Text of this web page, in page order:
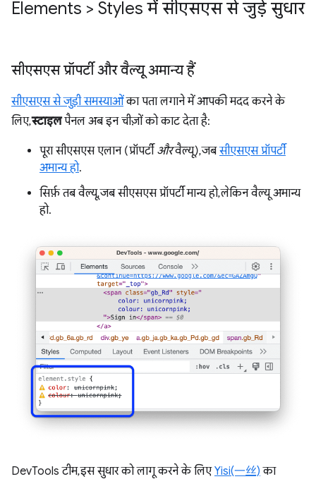
Elements > Styles में सीएसएस से जुड़े सुधार
सीएसएस प्रॉपर्टी और वैल्यू अमान्य हैं
सीएसएस से जुड़ी समस्याओंका पता लगाने में आपकी मदद करने के
लिए,स्टाइलपैनल अब इन चीज़ों को काट देता है:
पूरा सीएसएस एलान (प्रॉपर्टी औरवैल्यू), जबसीएसएस प्रॉपर्टी
अमान्य हो.
सिर्फ़ तब वैल्यू, जब सीएसएस प्रॉपर्टी मान्य हो, लेकिन वैल्यू अमान्य
हो.
DevTools टीम, इस सुधार को लागू करने के लिएYisi(一丝) का